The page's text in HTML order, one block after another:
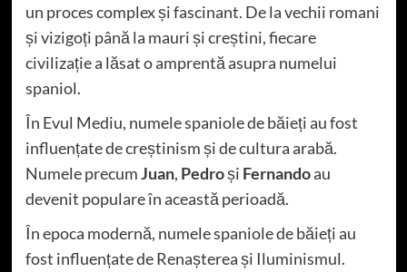
un proces complex și fascinant. De la vechii romani
și vizigoți până la mauri și creștini, fiecare
civilizație a lăsat o amprentă asupra numelui
spaniol.
În Evul Mediu, numele spaniole de băieți au fost
influențate de creștinism și de cultura arabă.
Numele precumJuan, Pedroși Fernandoau
devenit populare în această perioadă.
În epoca modernă, numele spaniole de băieți au
fost influențate de Renașterea și Iluminismul.